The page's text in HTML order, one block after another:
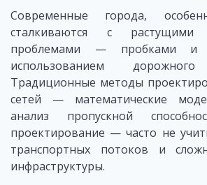
Современные города,
сталкиваются с растущими
проблемами — пробками и
использованием дорожного
Традиционные методы
сетей — математические
анализ пропускной
проектирование — часто не
транспортных потоков и
инфраструктуры.